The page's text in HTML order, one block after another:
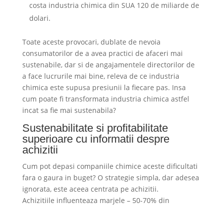
costa industria chimica din SUA 120 de miliarde de
dolari.
Toate aceste provocari, dublate de nevoia
consumatorilor de a avea practici de afaceri mai
sustenabile, dar si de angajamentele directorilor de
a face lucrurile mai bine, releva de ce industria
chimica este supusa presiunii la fiecare pas. Insa
cum poate fi transformata industria chimica astfel
incat sa fie mai sustenabila?
Sustenabilitate si profitabilitate
superioare cu informatii despre
achizitii
Cum pot depasi companiile chimice aceste dificultati
fara o gaura in buget? O strategie simpla, dar adesea
ignorata, este aceea centrata pe achizitii.
Achizitiile influenteaza marjele – 50-70% din